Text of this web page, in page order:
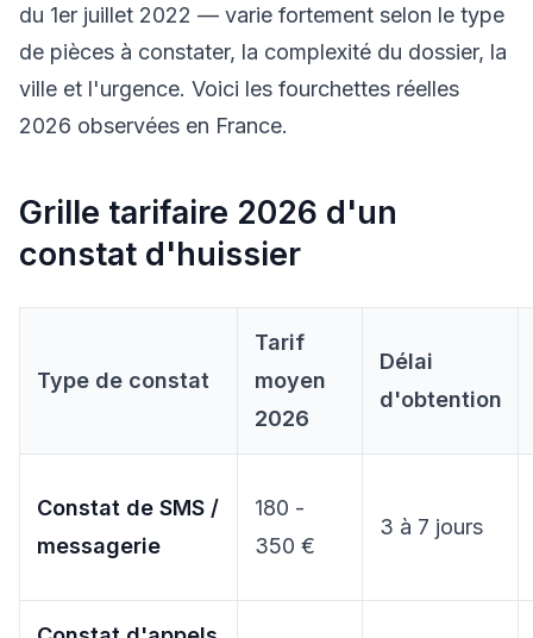
du 1er juillet 2022 — varie fortement selon le type
de pièces à constater, la complexité du dossier, la
ville et l'urgence. Voici les fourchettes réelles
2026 observées en France.
Grille tarifaire 2026 d'un
constat d'huissier
Type de constat
Tarif
moyen
2026
Délai
d'obtention
Constat de SMS /
messagerie
180 -
350 €
3 à 7 jours